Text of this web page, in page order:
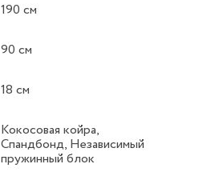
190 см
90 см
18 см
Кокосовая койра,
Спандбонд, Независимый
пружинный блок